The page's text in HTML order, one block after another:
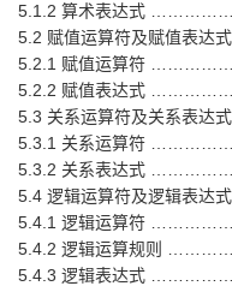
5.1.2 算术表达式
5.2 赋值运算符及赋值
5.2.1 赋值运算符
5.2.2 赋值表达式
5.3 关系运算符及关系
5.3.1 关系运算符
5.3.2 关系表达式
5.4 逻辑运算符及逻辑
5.4.1 逻辑运算符
5.4.2 逻辑运算规则
5.4.3 逻辑表达式